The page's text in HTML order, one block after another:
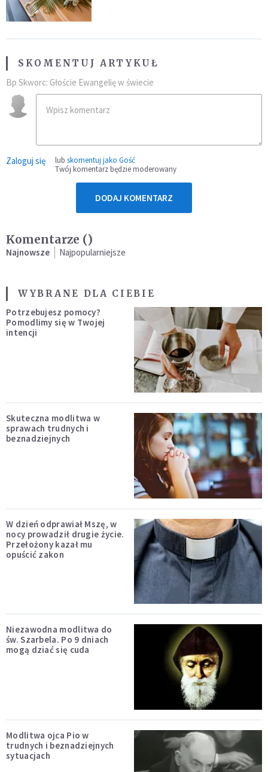
SKOMENTUJ ARTYKUŁ
Bp Skworc: Głoście Ewangelię w świecie
Zaloguj się lub skomentuj jako Gość
Twój komentarz będzie moderowany
DODAJ KOMENTARZ
Komentarze ()
Najnowsze Najpopularniejsze
WYBRANE DLA CIEBIE
Potrzebujesz pomocy?
Pomodlimy się w Twojej
intencji
Skuteczna modlitwa w
sprawach trudnych i
beznadziejnych
W dzień odprawiał Mszę, w
nocy prowadził drugie życie.
Przełożony kazał mu
opuścić zakon
Niezawodna modlitwa do
św. Szarbela. Po 9 dniach
mogą dziać się cuda
Modlitwa ojca Pio w
trudnych i beznadziejnych
sytuacjach